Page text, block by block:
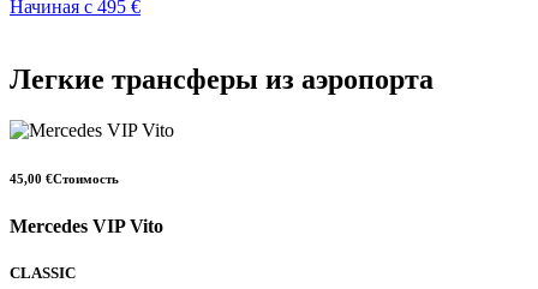
Начиная с 495 €
Легкие трансферы из аэропорта
45,00 €Стоимость
Mercedes VIP Vito
CLASSIC